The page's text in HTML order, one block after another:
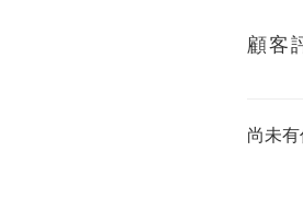
顧客
尚未